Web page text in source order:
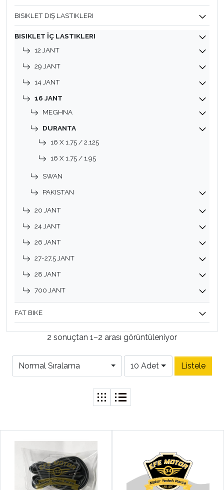
BISIKLET DIŞ LASTIKLERI
BISIKLET İÇ LASTIKLERI
12 JANT
29 JANT
14 JANT
16 JANT
MEGHNA
DURANTA
16 X 1.75 / 2.125
16 X 1.75 / 1.95
SWAN
PAKISTAN
20 JANT
24 JANT
26 JANT
27-27,5 JANT
28 JANT
700 JANT
FAT BIKE
2 sonuçtan 1–2 arası görüntüleniyor
Normal Sıralama 10 Adet